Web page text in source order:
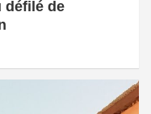
défilé de